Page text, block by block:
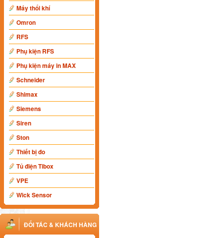
Máy thổi khí
Omron
RFS
Phụ kiện RFS
Phụ kiện máy in MAX
Schneider
Shimax
Siemens
Siren
Ston
Thiết bị đo
Tủ điện Tibox
VPE
Wick Sensor
ĐỐI TÁC & KHÁCH HÀNG